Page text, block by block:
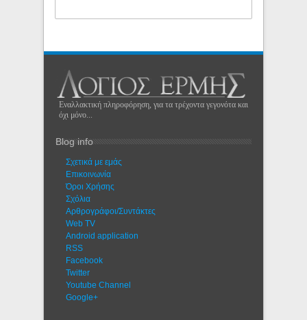
Εναλλακτική πληροφόρηση, για τα τρέχοντα γεγονότα και
όχι μόνο...
Blog info
Σχετικά με εμάς
Eπικοινωνία
Όροι Χρήσης
Σχόλια
Αρθρογράφοι/Συντάκτες
Web TV
Android application
RSS
Facebook
Twitter
Youtube Channel
Google+